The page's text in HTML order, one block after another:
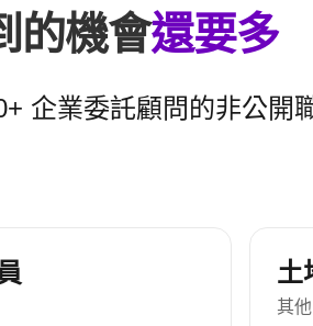
的機會還要多
企業委託顧問的非公開
管 開
其他